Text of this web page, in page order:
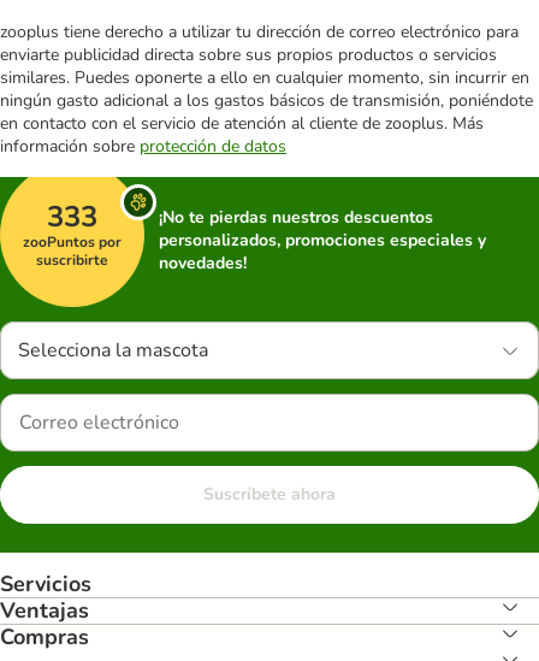
zooplus tiene derecho a utilizar tu dirección de correo electrónico para
enviarte publicidad directa sobre sus propios productos o servicios
similares. Puedes oponerte a ello en cualquier momento, sin incurrir en
ningún gasto adicional a los gastos básicos de transmisión, poniéndote
en contacto con el servicio de atención al cliente de zooplus. Más
información sobre protección de datos
333
zooPuntos por
suscribirte
¡No te pierdas nuestros descuentos
personalizados, promociones especiales y
novedades!
Selecciona la mascota
Suscríbete ahora
Servicios
Ventajas
Compras